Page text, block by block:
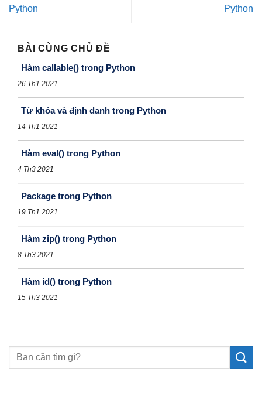
Python
Python
BÀI CÙNG CHỦ ĐỀ
Hàm callable() trong Python
26 Th1 2021
Từ khóa và định danh trong Python
14 Th1 2021
Hàm eval() trong Python
4 Th3 2021
Package trong Python
19 Th1 2021
Hàm zip() trong Python
8 Th3 2021
Hàm id() trong Python
15 Th3 2021